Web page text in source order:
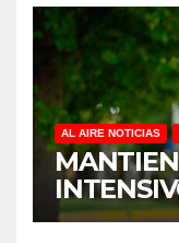
CLASES
AL AIRE NOTICIAS